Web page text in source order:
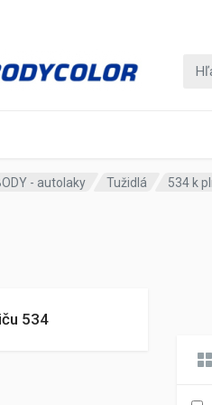
- autolaky Tužidlá 534 k
534